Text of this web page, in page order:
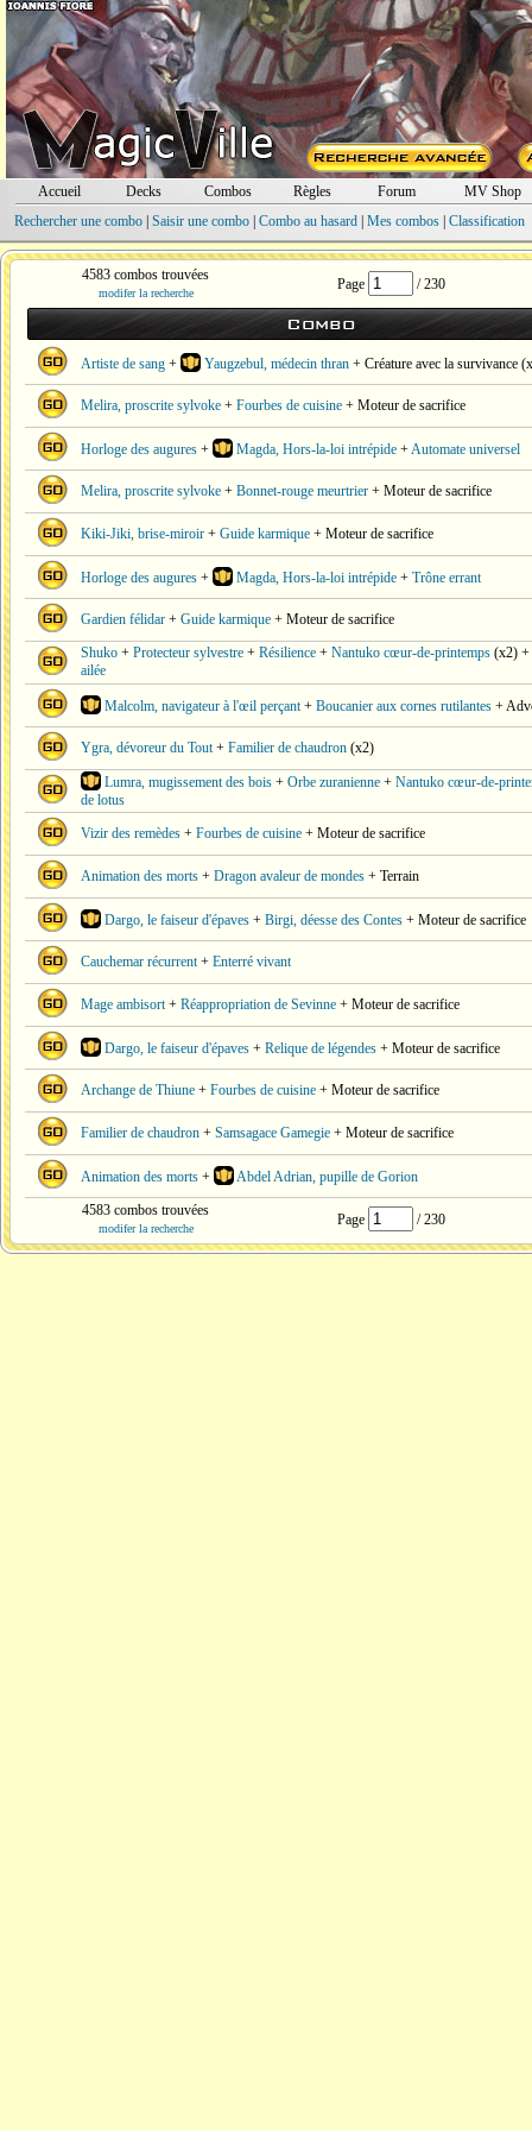
Accueil Decks Combos Règles Forum
MV Shop
Rechercher une combo| Saisir une combo| Combo au hasard| Mes combos| Classification
4583 combos trouvées
modifer la recherche
Page / 230
Combo
Artiste de sang + Yaugzebul, médecin thran + Créature avec la survivance
Melira, proscrite sylvoke + Fourbes de cuisine + Moteur de sacrifice
Horloge des augures + Magda, Hors-la-loi intrépide +Automate universel
Melira, proscrite sylvoke + Bonnet-rouge meurtrier + Moteur de sacrifice
Kiki-Jiki, brise-miroir + Guide karmique + Moteur de sacrifice
Horloge des augures + Magda, Hors-la-loi intrépide + Trône errant
Gardien félidar + Guide karmique + Moteur de sacrifice
Shuko + Protecteur sylvestre + Résilience + Nantuko cœur-de-printemps (x2) +
ailée
Malcolm, navigateur à l'œil perçant+ Boucanier aux cornes rutilantes +
Ygra, dévoreur du Tout+ Familier de chaudron (x2)
Lumra, mugissement des bois + Orbe zuranienne + Nantuko cœur-de-
de lotus
Vizir des remèdes + Fourbes de cuisine + Moteur de sacrifice
Animation des morts + Dragon avaleur de mondes + Terrain
Dargo, le faiseur d'épaves + Birgi, déesse des Contes + Moteur de sacrifice
Cauchemar récurrent+ Enterré vivant
Mage ambisort+ Réappropriation de Sevinne + Moteur de sacrifice
Dargo, le faiseur d'épaves + Relique de légendes + Moteur de sacrifice
Archange de Thiune + Fourbes de cuisine + Moteur de sacrifice
Familier de chaudron + Samsagace Gamegie + Moteur de sacrifice
Animation des morts +
Abdel Adrian, pupille de Gorion
4583 combos trouvées
modifer la recherche
Page / 230